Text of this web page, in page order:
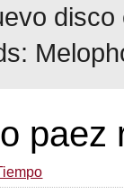
paez